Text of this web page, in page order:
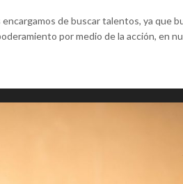
de buscar talentos, ya que
por medio de la acción, en